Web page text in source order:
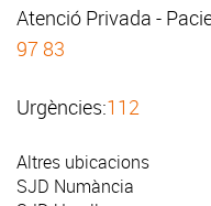
Atenció Privada -
97 83
Urgències:112
Altres ubicacions
SJD Numància